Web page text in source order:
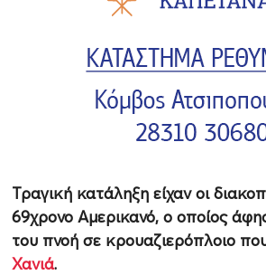
Τραγική κατάληξη είχαν οι
69χρονο Αμερικανό, ο οποίος
του πνοή σε κρουαζιερόπλοιο
Χανιά.